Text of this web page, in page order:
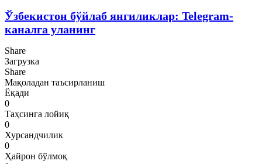
Ўзбекистон бўйлаб янгиликлар: Telegram-
каналга уланинг
Share
Загрузка
Share
Мақоладан таъсирланиш
Ёқади
0
Таҳсинга лойиқ
0
Хурсандчилик
0
Ҳайрон бўлмоқ